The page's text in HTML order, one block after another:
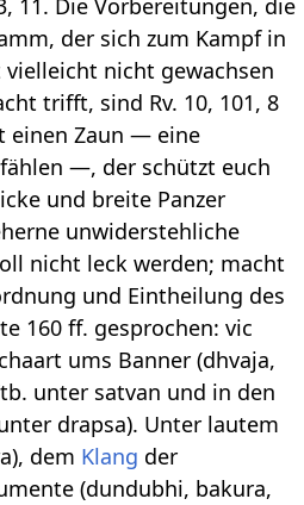
11. Die Vorbereitungen, die
der sich zum Kampf in
nicht gewachsen
trifft, sind Rv. 10, 101, 8
einen Zaun — eine
—, der schützt euch
und breite Panzer
unwiderstehliche
nicht leck werden; macht
und Eintheilung des
160 ff. gesprochen: vic
ums Banner (dhvaja,
unter satvan und in den
drapsa). Unter lautem
dem Klang der
(dundubhi, bakura,